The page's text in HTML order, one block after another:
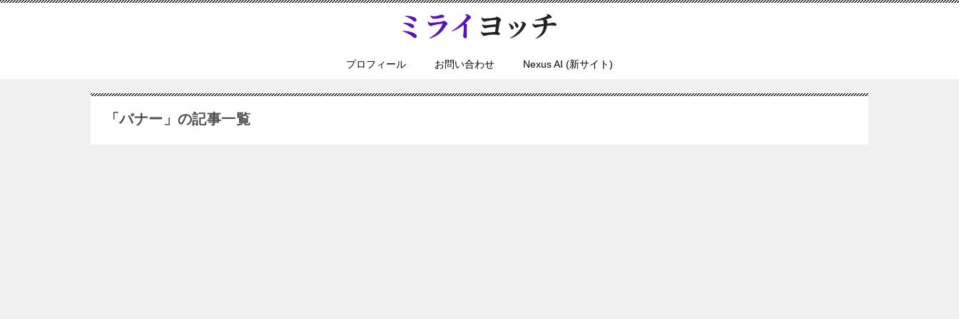
プロフィール お問い合わせ Nexus AI (新サイト)
「バナー」の記事一覧